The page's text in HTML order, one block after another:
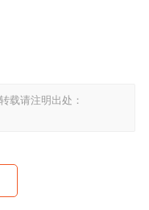
载请注明出处：